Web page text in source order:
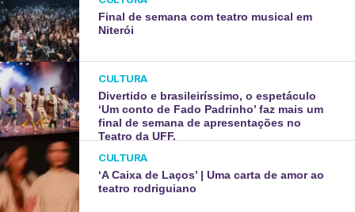
Final de semana com teatro musical em
Niterói
CULTURA
Divertido e brasileiríssimo, o espetáculo
‘Um conto de Fado Padrinho’ faz mais um
final de semana de apresentações no
Teatro da UFF.
CULTURA
‘A Caixa de Laços’ | Uma carta de amor ao
teatro rodriguiano